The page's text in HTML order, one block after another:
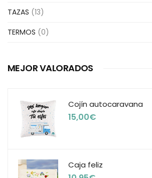
TAZAS (13)
TERMOS (0)
MEJOR VALORADOS
Cojín autocaravana
15,00€
Caja feliz